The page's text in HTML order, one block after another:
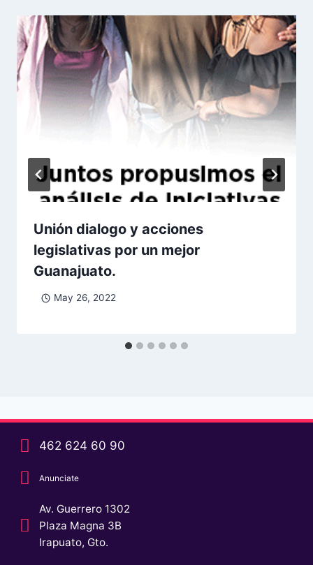
Unión dialogo y acciones
legislativas por un mejor
Guanajuato.
May 26, 2022
462 624 60 90
Anunciate
Av. Guerrero 1302
Plaza Magna 3B
Irapuato, Gto.